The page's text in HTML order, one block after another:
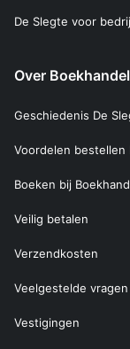
De Slegte voor
Over
Geschiedenis De
Voordelen bestellen
Boeken bij
Veilig betalen
Verzendkosten
Veelgestelde vragen
Vestigingen